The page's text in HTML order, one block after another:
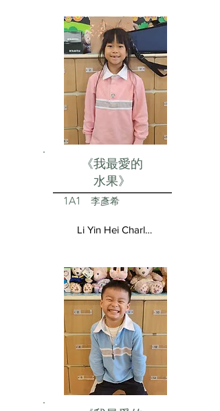
《我最愛的
水果》
1A1 李彥希
Li Yin Hei Charlotte